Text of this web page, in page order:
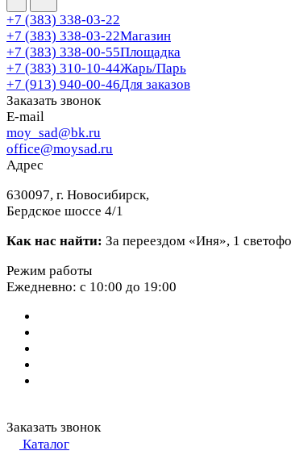
+7 (383) 338-03-22
+7 (383) 338-03-22Магазин
+7 (383) 338-00-55Площадка
+7 (383) 310-10-44Жарь/Парь
+7 (913) 940-00-46Для заказов
Заказать звонок
E-mail
moy_sad@bk.ru
office@moysad.ru
Адрес
630097, г. Новосибирск,
Бердское шоссе 4/1
Как нас найти: За переездом «Иня», 1
Режим работы
Ежедневно: с 10:00 до 19:00
Заказать звонок
Каталог